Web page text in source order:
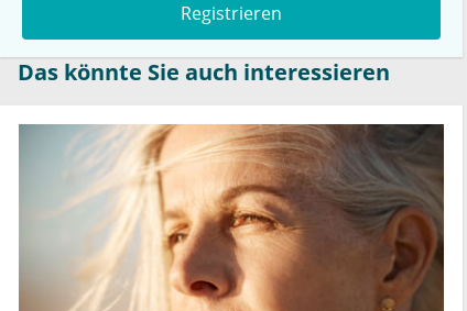
Registrieren
Das könnte Sie auch interessieren